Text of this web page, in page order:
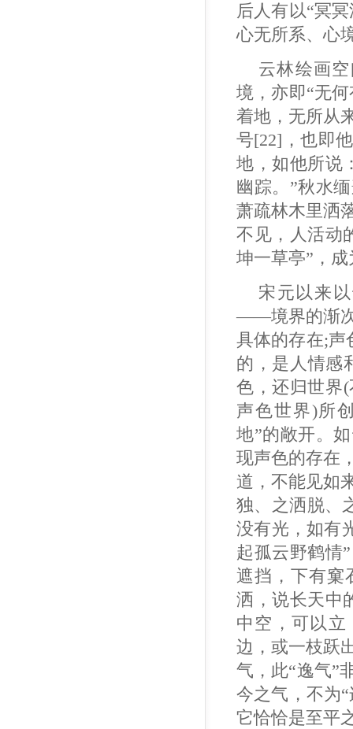
后人有以“冥
心无所系、心
云林绘画
境，亦即“无
着地，无所从
号[22]，也即
地，如他所说
幽踪。”秋水
萧疏林木里洒
不见，人活动
坤一草亭”，
宋元以来
——境界的渐次
具体的存在;声
的，是人情感
色，还归世界
声色世界)所
地”的敞开。
现声色的存在
道，不能见如
独、之洒脱、
没有光，如有
起孤云野鹤情
遮挡，下有窠
洒，说长天中
中空，可以立
边，或一枝跃
气，此“逸气”
今之气，不为
它恰恰是至平